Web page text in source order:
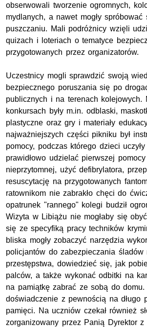
obserwowali tworzenie ogromnych,
mydlanych, a nawet mogły spróbować
puszczaniu. Mali podróżnicy wzięli
quizach i loteriach o tematyce
przygotowanych przez organizatorów.
Uczestnicy mogli sprawdzić swoją
bezpiecznego poruszania się po
publicznych i na terenach kolejowych.
konkursach były m.in. odblaski,
plastyczne oraz gry i materiały
najważniejszych części pikniku był
pomocy, podczas którego dzieci
prawidłowo udzielać pierwszej
nieprzytomnej, użyć defibrylatora,
resuscytację na przygotowanych
ratownikom nie zabrakło chęci do
opatrunek "rannego" kolegi budził
Wizyta w Libiążu nie mogłaby się
się ze specyfiką pracy techników
bliska mogły zobaczyć narzędzia
policjantów do zabezpieczania śladów
przestępstwa, dowiedzieć się, jak
palców, a także wykonać odbitki na
na pamiątkę zabrać ze sobą do domu.
doświadczenie z pewnością na długo
pamięci. Na uczniów czekał również
zorganizowany przez Panią Dyrektor z